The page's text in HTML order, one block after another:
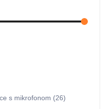
s mikrofonom (26)